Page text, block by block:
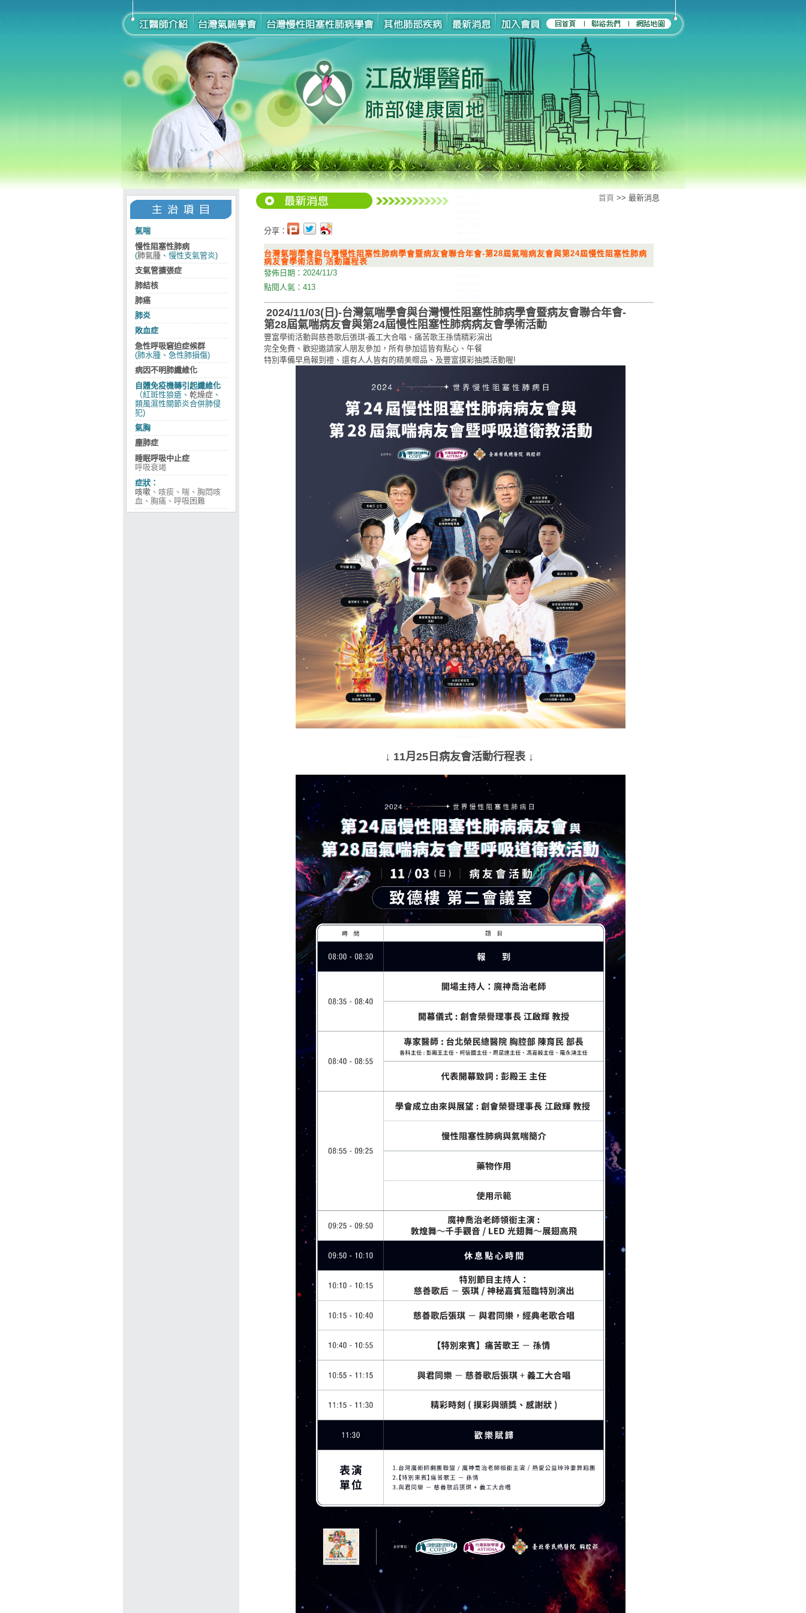
氣喘
慢性阻塞性肺病
(肺氣腫 、慢性支氣管炎)
支氣管擴張症
肺結核
肺癌
肺炎
敗血症
急性呼吸窘迫症候群
(肺水腫、急性肺損傷)
病因不明肺纖維化
自體免疫機轉引起纖維化
（紅斑性狼瘡、 乾燥症 、
類風濕性關節炎合併肺侵
犯)
氣胸
塵肺症
睡眠呼吸中止症
呼吸衰竭
症狀：
咳嗽 、咳痰、喘、胸悶咳
血、胸痛、呼吸困難
首頁 >> 最新消息
分享：
台灣氣喘學會與台灣慢性阻塞性肺病學會暨病友會聯合年會-第28屆氣喘病友會與第24屆慢性阻塞性肺病
病友會學術活動 活動議程表
發佈日期： 2024/11/3
點閱人氣： 413
2024/11/03(日)-台灣氣喘學會與台灣慢性阻塞性肺病學會暨病友會聯合年會-
第28屆氣喘病友會與第24屆慢性阻塞性肺病病友會學術活動
豐富學術活動與慈善歌后張琪-義工大合唱、痛苦歌王孫情精彩演出
完全免費、歡迎邀請家人朋友參加，所有參加這皆有點心、午餐
特別準備早鳥報到禮、還有人人皆有的精美贈品、及豐富摸彩抽獎活動喔!
↓ 11月25日病友會活動行程表 ↓